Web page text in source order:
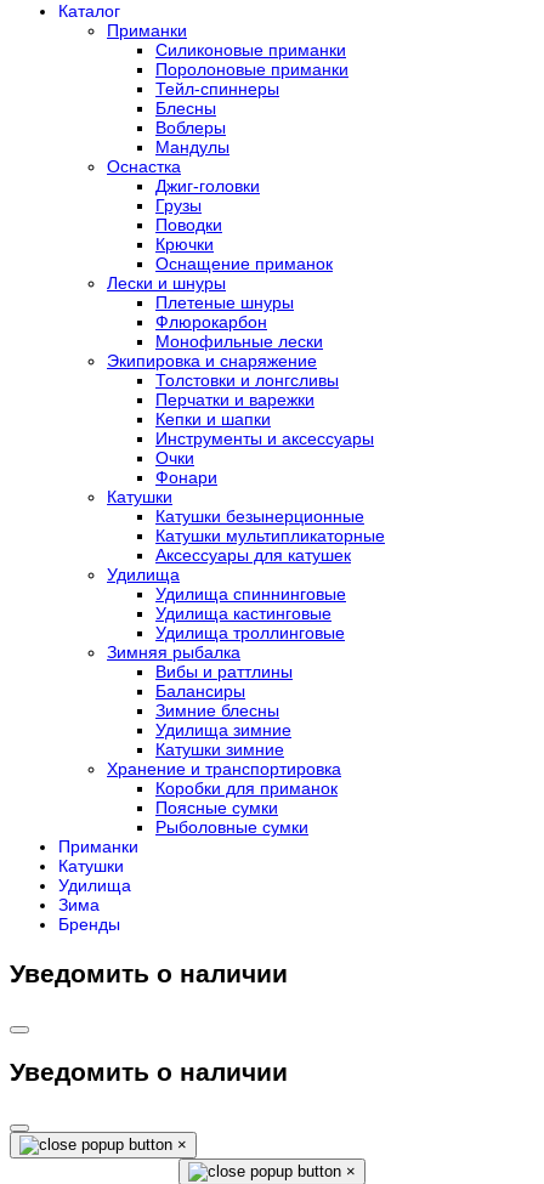
Каталог
Приманки
Силиконовые приманки
Поролоновые приманки
Тейл-спиннеры
Блесны
Воблеры
Мандулы
Оснастка
Джиг-головки
Грузы
Поводки
Крючки
Оснащение приманок
Лески и шнуры
Плетеные шнуры
Флюрокарбон
Монофильные лески
Экипировка и снаряжение
Толстовки и лонгсливы
Перчатки и варежки
Кепки и шапки
Инструменты и аксессуары
Очки
Фонари
Катушки
Катушки безынерционные
Катушки мультипликаторные
Аксессуары для катушек
Удилища
Удилища спиннинговые
Удилища кастинговые
Удилища троллинговые
Зимняя рыбалка
Вибы и раттлины
Балансиры
Зимние блесны
Удилища зимние
Катушки зимние
Хранение и транспортировка
Коробки для приманок
Поясные сумки
Рыболовные сумки
Приманки
Катушки
Удилища
Зима
Бренды
Уведомить о наличии
Уведомить о наличии
×
×